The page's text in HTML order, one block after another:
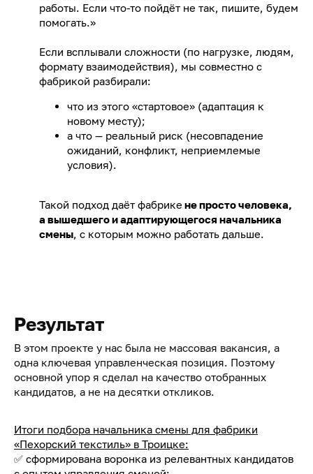
работы. Если что-то пойдёт не так, пишите, будем
помогать.»
Если всплывали сложности (по нагрузке, людям,
формату взаимодействия), мы совместно с
фабрикой разбирали:
что из этого «стартовое» (адаптация к
новому месту);
а что — реальный риск (несовпадение
ожиданий, конфликт, неприемлемые
условия).
Такой подход даёт фабрике не просто человека,
а вышедшего и адаптирующегося начальника
смены, с которым можно работать дальше.
Результат
В этом проекте у нас была не массовая вакансия, а
одна ключевая управленческая позиция. Поэтому
основной упор я сделал на качество отобранных
кандидатов, а не на десятки откликов.
Итоги подбора начальника смены для фабрики
«Пехорский текстиль» в Троицке:
✅ сформирована воронка из релевантных кандидатов